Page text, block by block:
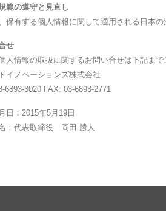
範の遵守と見直し
保有する個人情報に関して適用される日本
せ
人情報の取扱に関するお問い合せは下記まで
イノベーションズ株式会社
6893-3020 FAX: 03-6893-2771
日：2015年5月19日
：代表取締役 岡田 勝人